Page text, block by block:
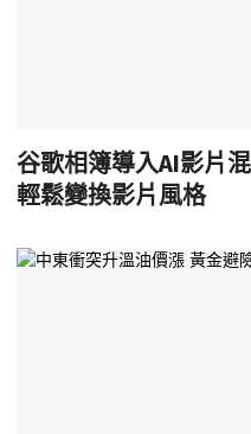
谷歌相簿導入AI影片
輕鬆變換影片風格